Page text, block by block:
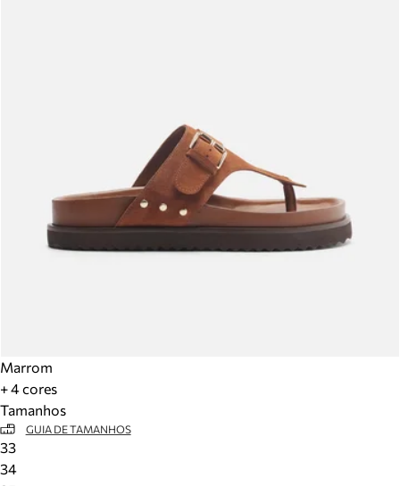
Marrom
+ 4 cores
Tamanhos
GUIA DE TAMANHOS
33
34